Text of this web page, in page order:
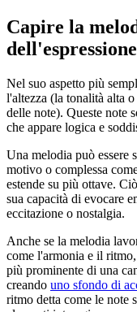
Capire la
Nel suo aspetto più
l'altezza (la tonalità alta
delle note). Queste note
che appare logica e
Una melodia può essere
motivo o complessa
estende su più ottave.
sua capacità di evocare
eccitazione o nostalgia.
Anche se la melodia
come l'armonia e il
più prominente di una
creando uno sfondo di
ritmo detta come le note